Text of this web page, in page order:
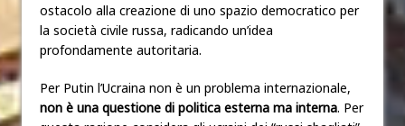
ostacolo alla creazione di uno spazio democratico per
la società civile russa, radicando un’idea
profondamente autoritaria.
Per Putin l’Ucraina non è un problema internazionale,
non è una questione di politica esterna ma interna. Per